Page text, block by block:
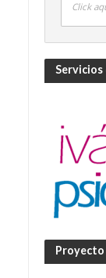
Click
Servicios
Proyecto